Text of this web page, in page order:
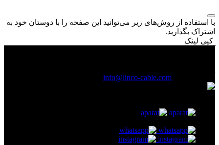
با استفاده از روش‌های زیر می‌توانید این صفحه را با دوستان خود به
اشتراک بگذارید.
کپی لینک
info@linco-cable.com